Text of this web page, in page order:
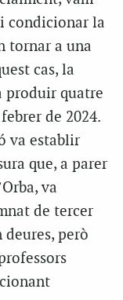
condicionar la
tornar a una
cas, la
produir quatre
de 2024.
va establir
que, a parer
va
de tercer
deures, però